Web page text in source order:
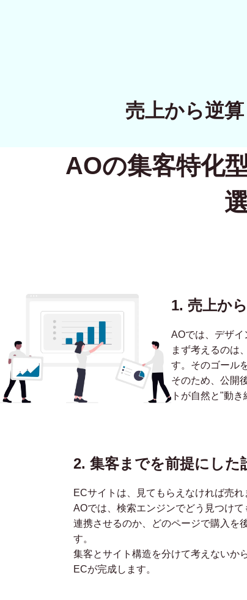
売上から逆
AOの集客特化
1. 売上か
AOでは、デザイ
まず考えるのは
す。そのゴール
そのため、公開
トが自然と"動き
2. 集客までを前提にした
ECサイトは、見てもらえなければ売れ
AOでは、検索エンジンでどう見つけ
連携させるのか、どのページで購入を
す。
集客とサイト構造を分けて考えないか
ECが完成します。